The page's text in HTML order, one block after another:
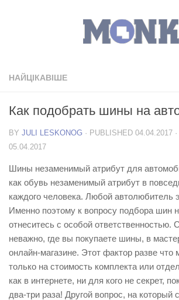
НАЙЦІКАВІШЕ
Как подобрать шины на
BY JULI LESKONOG · PUBLISHED 04.04.2017
05.04.2017
Шины незаменимый атрибут для
как обувь незаменимый атрибут в
каждого человека. Любой автолюбитель
Именно поэтому к вопросу подбора шин
отнеситесь с особой ответственностью.
неважно, где вы покупаете шины, в
онлайн-магазине. Этот фактор разве что
только на стоимость комплекта или
как в интернете, ни для кого не секрет,
два-три раза! Другой вопрос, на который